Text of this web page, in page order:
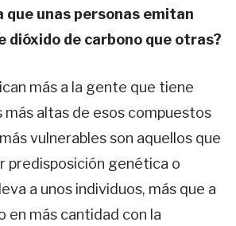
que unas personas emitan
dióxido de carbono que otras?
más a la gente que tiene
altas de esos compuestos
vulnerables son aquellos que
predisposición genética o
a unos individuos, más que a
en más cantidad con la